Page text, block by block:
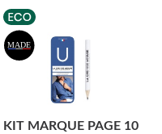
KIT MARQUE PAGE 10